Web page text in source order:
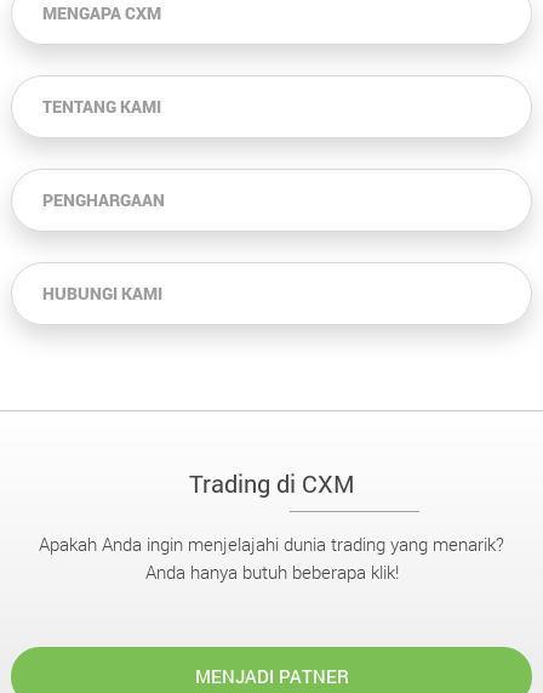
MENGAPA CXM
TENTANG KAMI
PENGHARGAAN
HUBUNGI KAMI
Trading di CXM
Apakah Anda ingin menjelajahi dunia trading yang menarik?
Anda hanya butuh beberapa klik!
MENJADI PATNER